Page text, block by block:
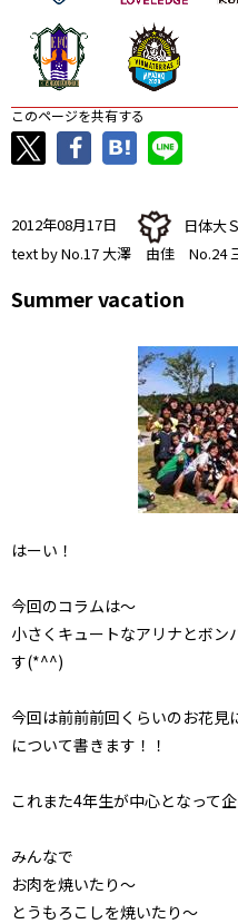
このページを共有する
2012年08月17日
日体大
text by No.17 大澤 由佳 No.24
Summer vacation
はーい！
今回のコラムは～
小さくキュートなアリナとボン
す(*^^)
今回は前前前回くらいのお花
について書きます！！
これまた4年生が中心となって
みんなで
お肉を焼いたり～
とうもろこしを焼いたり～